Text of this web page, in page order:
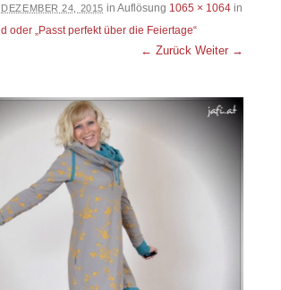
DEZEMBER 24, 2015 in Auflösung 1065 × 1064in
oder „Passt perfekt über die Feiertage“
← Zurück Weiter →